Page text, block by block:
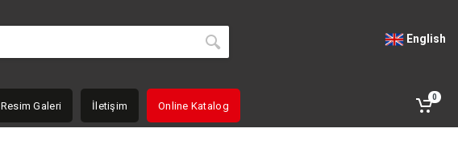
English
Resim Galeri İletişim Online Katalog
0